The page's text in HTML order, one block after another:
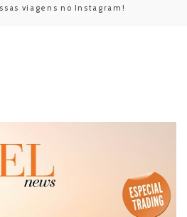
viagens no Instagram!